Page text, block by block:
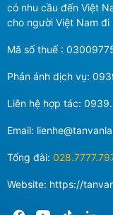
có nhu cầu đến Việt
cho người Việt Nam đi
Mã số thuế :
Phản ánh dịch vụ:
Liên hệ hợp tác:
Email:
Tổng đài:
Website: https://